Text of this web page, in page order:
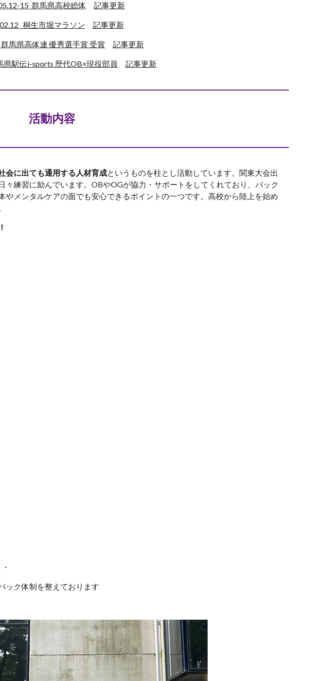
15 群馬県高校総体 記事更新
桐生市堀マラソン 記事更新
馬県高体連 優秀選手賞 受賞 記事更新
県駅伝i-sports 歴代OB×現役部員 記事更新
活動内容
会に出ても通用する人材育成というものを柱とし活動しています。関東大会出
練習に励んでいます。OBやOGが協力・サポートをしてくれており、バック
メンタルケアの面でも安心できるポイントの一つです。高校から陸上を始め
ク体制を整えております